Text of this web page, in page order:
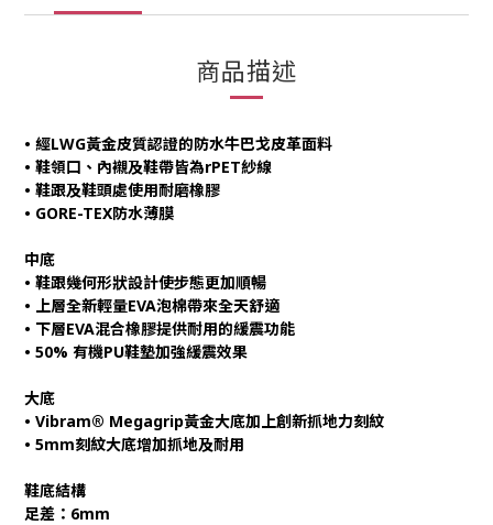
商品描述
• 經LWG黃金皮質認證的防水牛巴戈皮革面料
• 鞋領口、內襯及鞋帶皆為rPET紗線
• 鞋跟及鞋頭處使用耐磨橡膠
• GORE-TEX防水薄膜
中底
• 鞋跟幾何形狀設計使步態更加順暢
• 上層全新輕量EVA泡棉帶來全天舒適
• 下層EVA混合橡膠提供耐用的緩震功能
• 50% 有機PU鞋墊加強緩震效果
大底
• Vibram® Megagrip黃金大底加上創新抓地力刻紋
• 5mm刻紋大底增加抓地及耐用
鞋底結構
足差：6mm